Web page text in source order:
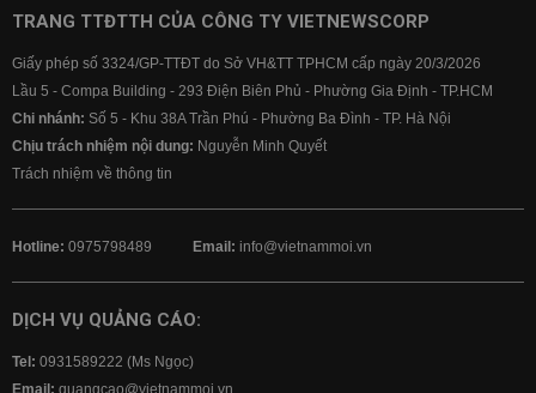
TRANG TTĐTTH CỦA CÔNG TY VIETNEWSCORP
Giấy phép số 3324/GP-TTĐT do Sở VH&TT TPHCM cấp ngày 20/3/2026
Lầu 5 - Compa Building - 293 Điện Biên Phủ - Phường Gia Định - TP.HCM
Chi nhánh: Số 5 - Khu 38A Trần Phú - Phường Ba Đình - TP. Hà Nội
Chịu trách nhiệm nội dung: Nguyễn Minh Quyết
Trách nhiệm về thông tin
Hotline: 0975798489 Email: info@vietnammoi.vn
DỊCH VỤ QUẢNG CÁO:
Tel: 0931589222 (Ms Ngọc)
Email: quangcao@vietnammoi.vn